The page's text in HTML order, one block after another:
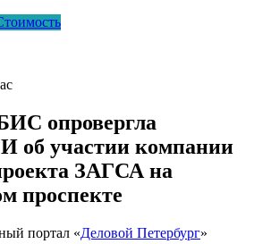
опровергла
об участии компании
ЗАГСА на
проспекте
портал «Деловой Петербург»